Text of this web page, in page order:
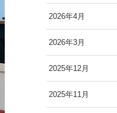
2026年4月
2026年3月
2025年12月
2025年11月